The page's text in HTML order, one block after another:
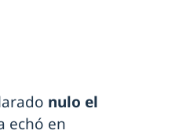
nulo el
echó en